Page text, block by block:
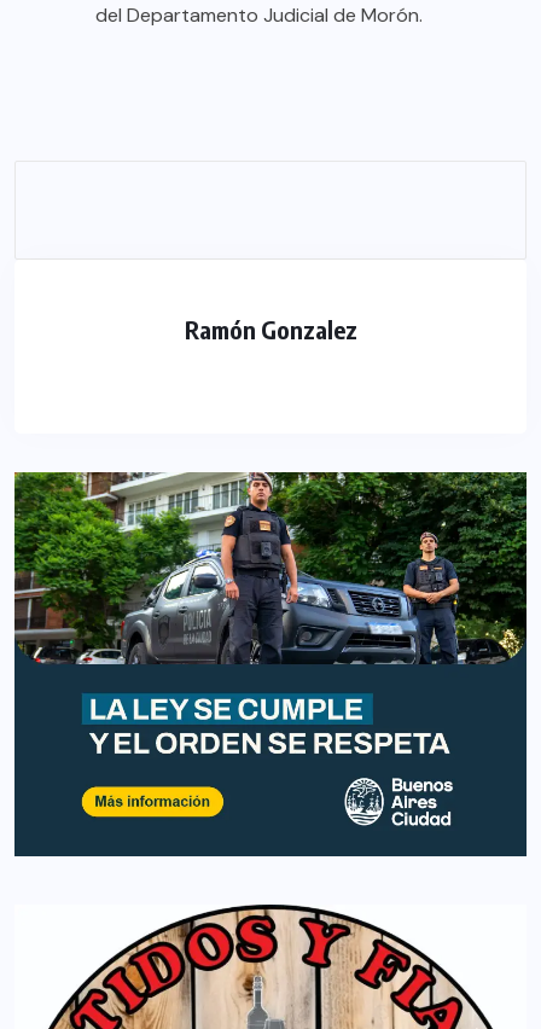
del Departamento Judicial de Morón.
Ramón Gonzalez